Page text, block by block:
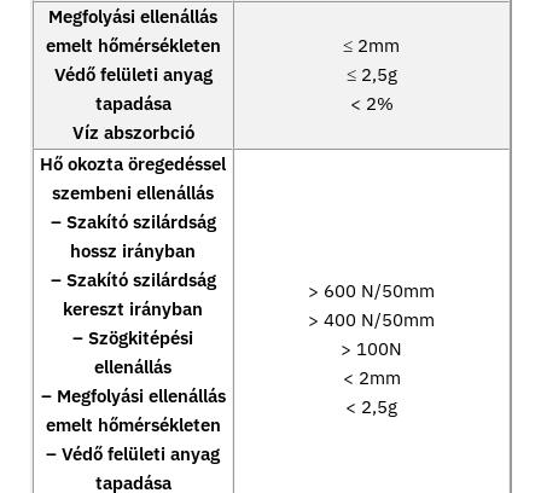
Megfolyási ellenállás
emelt hőmérsékleten
Védő felületi anyag
tapadása
Víz abszorbció
≤ 2mm
≤ 2,5g
< 2%
Hő okozta öregedéssel
szembeni ellenállás
– Szakító szilárdság
hossz irányban
– Szakító szilárdság
kereszt irányban
– Szögkitépési
ellenállás
– Megfolyási ellenállás
emelt hőmérsékleten
– Védő felületi anyag
tapadása
> 600 N/50mm
> 400 N/50mm
> 100N
< 2mm
< 2,5g